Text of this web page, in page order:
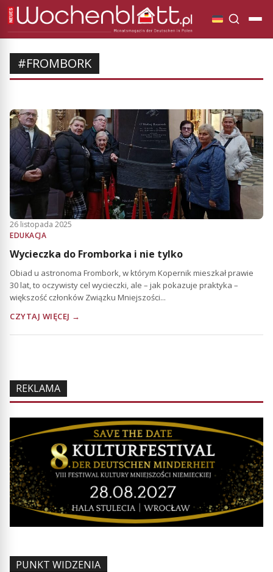
#FROMBORK
26 listopada 2025
EDUKACJA
Wycieczka do Fromborka i nie tylko
Obiad u astronoma Frombork, w którym Kopernik mieszkał prawie
30 lat, to oczywisty cel wycieczki, ale – jak pokazuje praktyka –
większość członków Związku Mniejszości...
CZYTAJ WIĘCEJ →
REKLAMA
PUNKT WIDZENIA